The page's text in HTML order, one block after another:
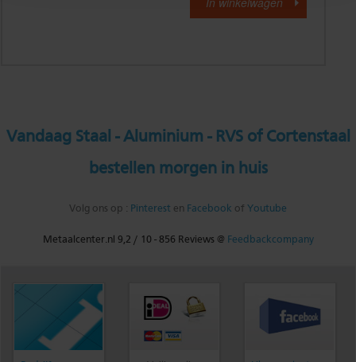
Vandaag Staal - Aluminium - RVS of Cortenstaal
bestellen morgen in huis
Volg ons op : Pinterest en Facebook of Youtube
Metaalcenter.nl 9,2 / 10 -856 Reviews @ Feedbackcompany